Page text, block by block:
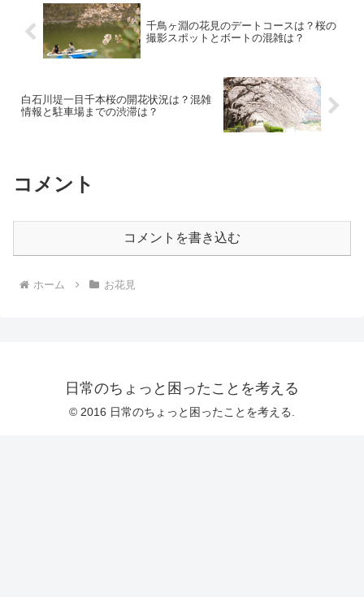
千鳥ヶ淵の花見のデートコースは？桜の
撮影スポットとボートの混雑は？
白石川堤一目千本桜の開花状況は？混雑
情報と駐車場までの渋滞は？
コメント
コメントを書き込む
ホーム お花見
日常のちょっと困ったことを考える
© 2016 日常のちょっと困ったことを考える.